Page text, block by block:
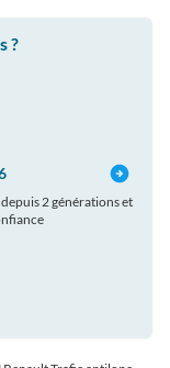
?
2 générations et